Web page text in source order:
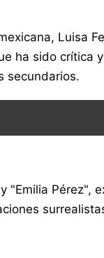
Luisa
ha sido crítica
secundarios.
"Emilia